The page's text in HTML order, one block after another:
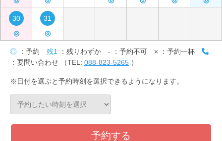
30
◎
31
◎
◎ ：予約 残1 ：残りわずか - ：予約不可 × ：予約一杯
：要問い合わせ （TEL: 088-823-5265 ）
※日付を選ぶと予約時刻を選択できるようになります。
予約する